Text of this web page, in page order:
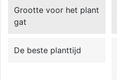
Grootte voor het plant
gat
De beste planttijd